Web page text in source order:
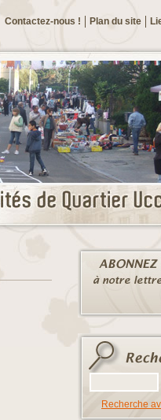
Plan du site
Contactez-nous !
Recherche